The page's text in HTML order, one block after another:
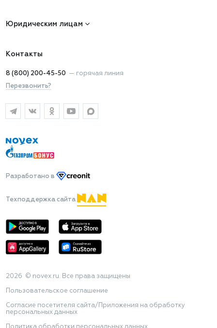
Юридическим лицам
Контакты
8 (800) 200-45-50 — горячая линия
Перезвонить?
Разработано в
Техподдержка сайта
2026 © novex.ru. Все права защищены
Пользовательское соглашение
Согласие посетителя сайта/Приложения на обработку
персональных данных